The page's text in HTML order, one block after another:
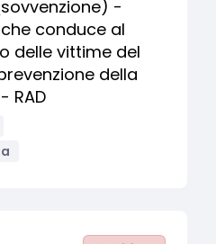
-
conduce al
delle vittime del
della
RAD